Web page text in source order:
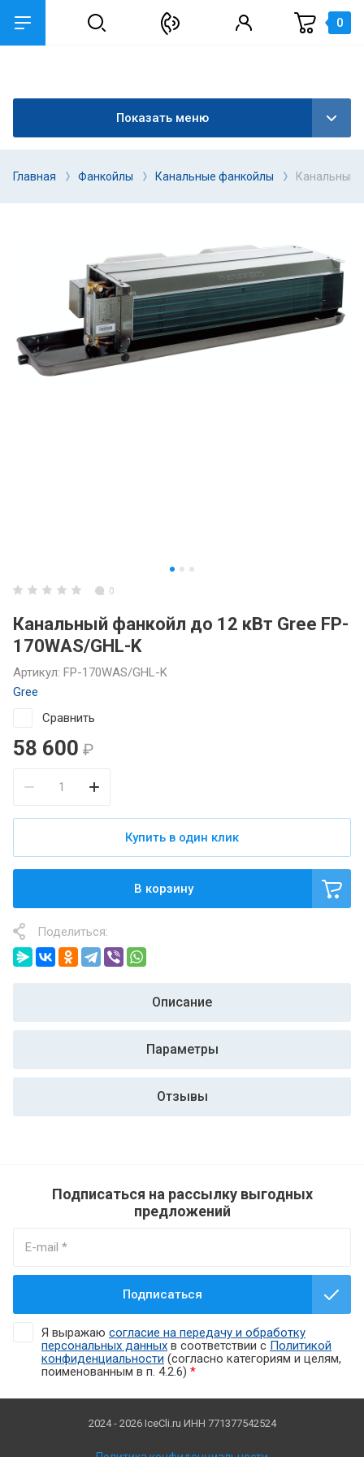
0
Показать меню
Главная Фанкойлы Канальные фанкойлы Канальный
0
Канальный фанкойл до 12 кВт Gree FP-
170WAS/GHL-K
Артикул: FP-170WAS/GHL-K
Gree
Сравнить
58 600 ₽
В корзину
Купить в один клик
Поделиться:
Описание
Параметры
Отзывы
Подписаться на рассылку выгодных
предложений
Я выражаю согласие на передачу и обработку
персональных данных в соответствии с Политикой
конфиденциальности (согласно категориям и целям,
поименованным в п. 4.2.6) *
Подписаться
2024 - 2026 IceCli.ru ИНН 771377542524